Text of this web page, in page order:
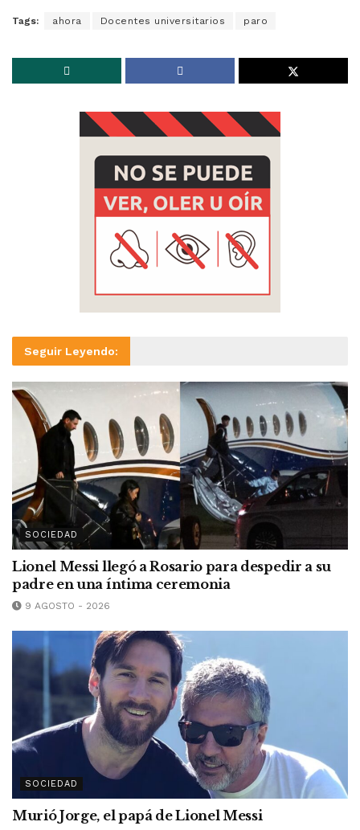
Tags: ahora Docentes universitarios paro
Seguir Leyendo:
SOCIEDAD
Lionel Messi llegó a Rosario para despedir a su
padre en una íntima ceremonia
9 AGOSTO - 2026
SOCIEDAD
Murió Jorge, el papá de Lionel Messi